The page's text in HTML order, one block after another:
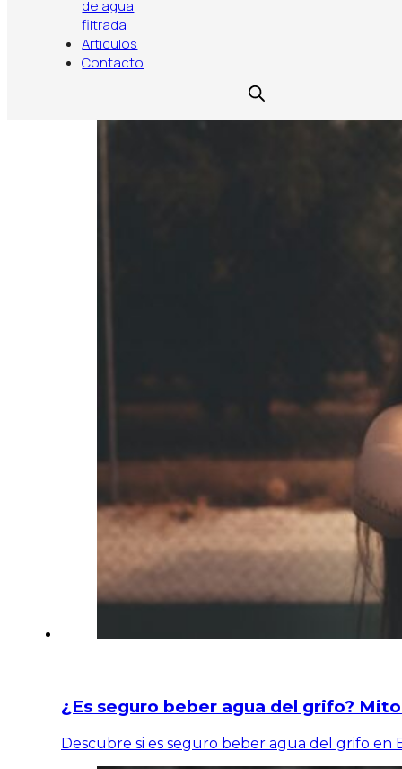
de agua
filtrada
Articulos
Contacto
¿Es seguro beber agua del grifo?
Descubre si es seguro beber agua del grifo en